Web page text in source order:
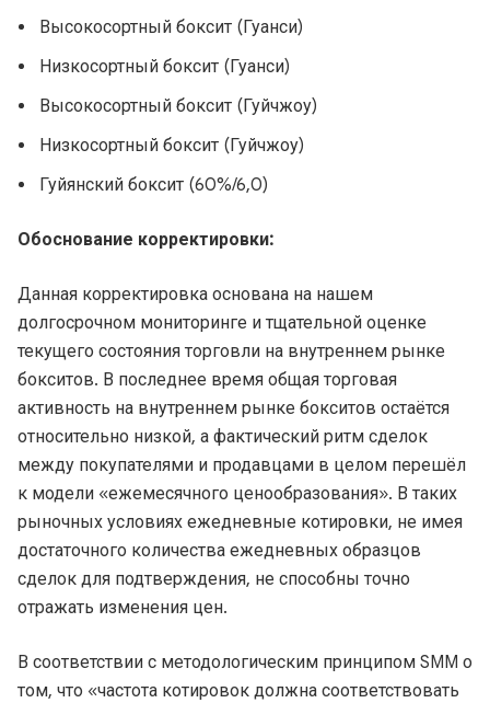
Высокосортный боксит (Гуанси)
Низкосортный боксит (Гуанси)
Высокосортный боксит (Гуйчжоу)
Низкосортный боксит (Гуйчжоу)
Гуйянский боксит (60%/6,0)
Обоснование корректировки:
Данная корректировка основана на нашем
долгосрочном мониторинге и тщательной оценке
текущего состояния торговли на внутреннем рынке
бокситов. В последнее время общая торговая
активность на внутреннем рынке бокситов остаётся
относительно низкой, а фактический ритм сделок
между покупателями и продавцами в целом перешёл
к модели «ежемесячного ценообразования». В таких
рыночных условиях ежедневные котировки, не имея
достаточного количества ежедневных образцов
сделок для подтверждения, не способны точно
отражать изменения цен.
В соответствии с методологическим принципом SMM о
том, что «частота котировок должна соответствовать